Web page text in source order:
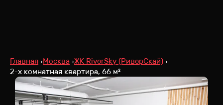
Главная Москва ЖК RiverSky (РиверСкай)
2-х комнатная квартира, 66 м²